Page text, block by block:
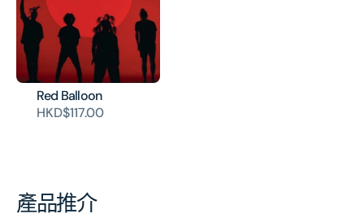
Red Balloon
HKD$117.00
產品推介